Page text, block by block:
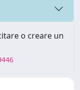
o creare un